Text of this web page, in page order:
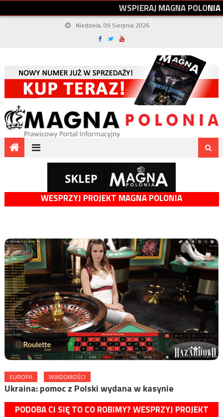
WSPIERAJMAGNAPOLONIA
Niedziela, 09 Sierpnia 2026
WESPRZYJ PROJEKT MAGNA POLONIA
EUROPA WIADOMOŚCI
Ukraina: pomoc z Polski wydana w kasynie
PODOBA CI SIĘ TO CO ROBIMY? WESPRZYJ PROJEKT